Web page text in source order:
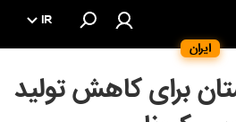
ایران
IR
برای کاهش تولید